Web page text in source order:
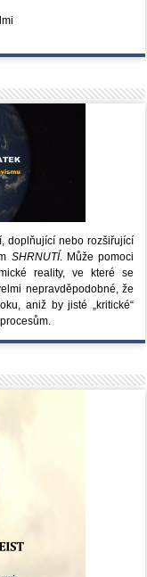
doplňující nebo rozšiřující
SHRNUTÍ. Může pomoci
reality, ve které se
nepravděpodobné, že
aniž by jisté „kritické“